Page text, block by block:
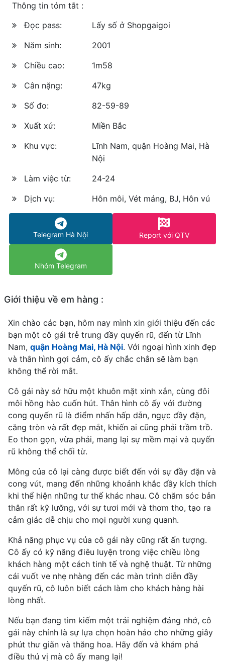
Thông tin tóm tắt :
Đọc pass:
Lấy số ở Shopgaigoi
Năm sinh:
2001
Chiều cao:
1m58
Cân nặng:
47kg
Số đo:
82-59-89
Xuất xứ:
Miền Bắc
Khu vực:
Lĩnh Nam, quận Hoàng Mai, Hà
Nội
Làm việc từ:
24-24
Dịch vụ:
Hôn môi, Vét máng, BJ, Hôn vú
Telegram Hà Nội Report với QTV
Nhóm Telegram
Giới thiệu về em hàng :
Xin chào các bạn, hôm nay mình xin giới thiệu đến các
bạn một cô gái trẻ trung đầy quyến rũ, đến từ Lĩnh
Nam, quận Hoàng Mai, Hà Nội. Với ngoại hình xinh đẹp
và thân hình gợi cảm, cô ấy chắc chắn sẽ làm bạn
không thể rời mắt.
Cô gái này sở hữu một khuôn mặt xinh xắn, cùng đôi
môi hồng hào cuốn hút. Thân hình cô ấy với đường
cong quyến rũ là điểm nhấn hấp dẫn, ngực đầy đặn,
căng tròn và rất đẹp mắt, khiến ai cũng phải trầm trồ.
Eo thon gọn, vừa phải, mang lại sự mềm mại và quyến
rũ không thể chối từ.
Mông của cô lại càng được biết đến với sự đầy đặn và
cong vút, mang đến những khoảnh khắc đầy kích thích
khi thể hiện những tư thế khác nhau. Cô chăm sóc bản
thân rất kỹ lưỡng, với sự tươi mới và thơm tho, tạo ra
cảm giác dễ chịu cho mọi người xung quanh.
Khả năng phục vụ của cô gái này cũng rất ấn tượng.
Cô ấy có kỹ năng điêu luyện trong việc chiều lòng
khách hàng một cách tinh tế và nghệ thuật. Từ những
cái vuốt ve nhẹ nhàng đến các màn trình diễn đầy
quyến rũ, cô luôn biết cách làm cho khách hàng hài
lòng nhất.
Nếu bạn đang tìm kiếm một trải nghiệm đáng nhớ, cô
gái này chính là sự lựa chọn hoàn hảo cho những giây
phút thư giãn và thăng hoa. Hãy đến và khám phá
điều thú vị mà cô ấy mang lại!